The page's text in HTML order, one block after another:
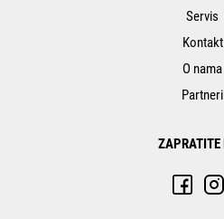
Servis
Kontakt
O nama
Partneri
ZAPRATITE